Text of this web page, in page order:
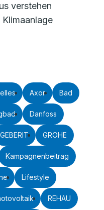
verstehen
Axor Bad
Danfoss
GEBERIT GROHE
Kampagnenbeitrag
Lifestyle
REHAU